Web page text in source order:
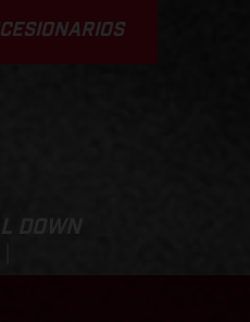
DOWN